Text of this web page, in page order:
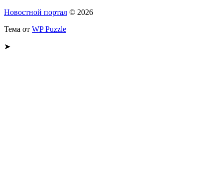
Новостной портал © 2026
Тема от WP Puzzle
➤